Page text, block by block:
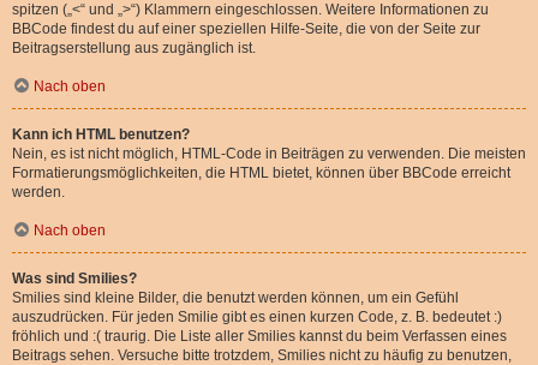
spitzen („<“ und „>“) Klammern eingeschlossen. Weitere Informationen zu
BBCode findest du auf einer speziellen Hilfe-Seite, die von der Seite zur
Beitragserstellung aus zugänglich ist.
Nach oben
Kann ich HTML benutzen?
Nein, es ist nicht möglich, HTML-Code in Beiträgen zu verwenden. Die meisten
Formatierungsmöglichkeiten, die HTML bietet, können über BBCode erreicht
werden.
Nach oben
Was sind Smilies?
Smilies sind kleine Bilder, die benutzt werden können, um ein Gefühl
auszudrücken. Für jeden Smilie gibt es einen kurzen Code, z. B. bedeutet :)
fröhlich und :( traurig. Die Liste aller Smilies kannst du beim Verfassen eines
Beitrags sehen. Versuche bitte trotzdem, Smilies nicht zu häufig zu benutzen,